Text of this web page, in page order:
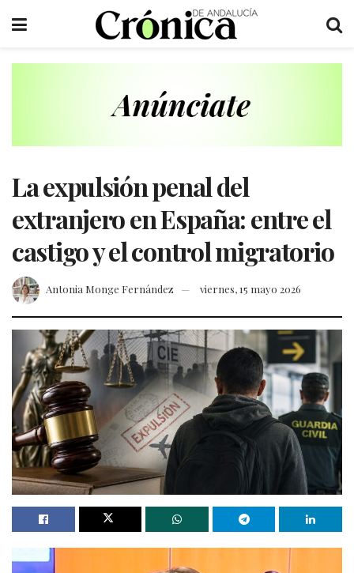
La expulsión penal del
extranjero en España: entre el
castigo y el control migratorio
Antonia Monge Fernández viernes, 15 mayo 2026